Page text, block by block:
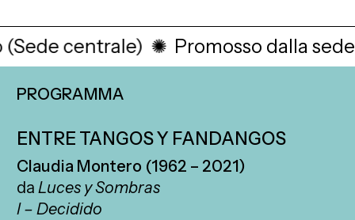
centrale) ✺ Promosso dalla sede
PROGRAMMA
ENTRE TANGOS Y FANDANGOS
Claudia Montero (1962 – 2021)
daLuces y Sombras
I – Decidido